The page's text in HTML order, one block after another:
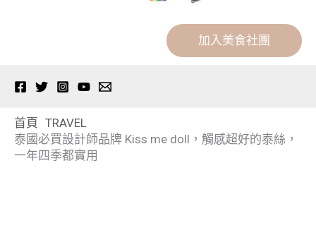
加入美食社團
首頁 TRAVEL
泰國必買設計師品牌 Kiss me doll，觸感超好的泰絲，
一年四季都實用